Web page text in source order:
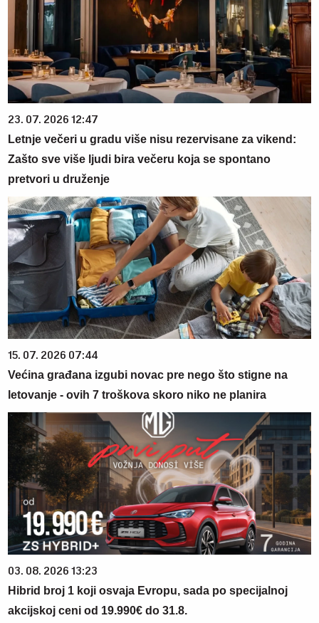
23. 07. 2026 12:47
Letnje večeri u gradu više nisu rezervisane za vikend:
Zašto sve više ljudi bira večeru koja se spontano
pretvori u druženje
15. 07. 2026 07:44
Većina građana izgubi novac pre nego što stigne na
letovanje - ovih 7 troškova skoro niko ne planira
03. 08. 2026 13:23
Hibrid broj 1 koji osvaja Evropu, sada po specijalnoj
akcijskoj ceni od 19.990€ do 31.8.